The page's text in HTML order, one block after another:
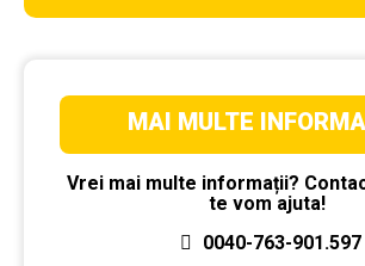
MAI MULTE
Vrei mai multe informații?
te vom ajuta!
0040-763-901.597